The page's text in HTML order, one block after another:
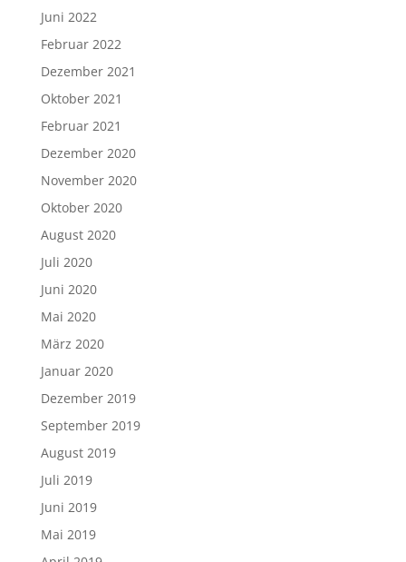
Juni 2022
Februar 2022
Dezember 2021
Oktober 2021
Februar 2021
Dezember 2020
November 2020
Oktober 2020
August 2020
Juli 2020
Juni 2020
Mai 2020
März 2020
Januar 2020
Dezember 2019
September 2019
August 2019
Juli 2019
Juni 2019
Mai 2019